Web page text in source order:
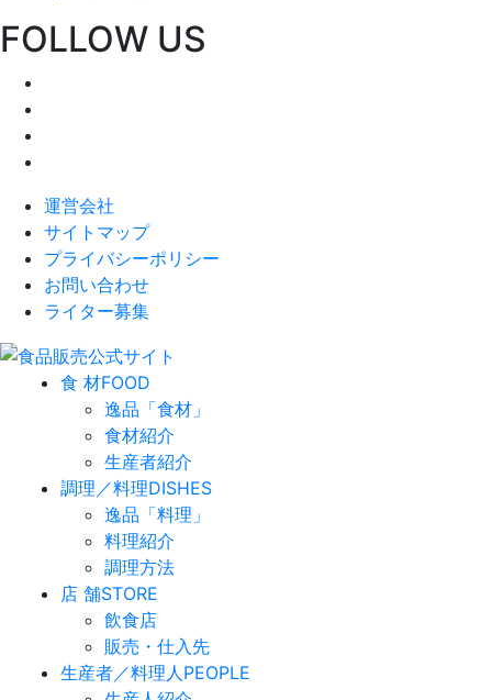
FOLLOW US
運営会社
サイトマップ
プライバシーポリシー
お問い合わせ
ライター募集
食 材FOOD
逸品「食材」
食材紹介
生産者紹介
調理／料理DISHES
逸品「料理」
料理紹介
調理方法
店 舗STORE
飲食店
販売・仕入先
生産者／料理人PEOPLE